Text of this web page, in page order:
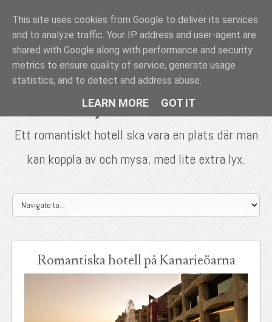
Romantiska
hotell - tips &
inspiration
Ett romantiskt hotell ska vara en plats där man
kan koppla av och mysa, med lite extra lyx.
Romantiska hotell på Kanarieöarna
This site uses cookies from Google to deliver its services
and to analyze traffic. Your IP address and user-agent are
shared with Google along with performance and security
metrics to ensure quality of service, generate usage
statistics, and to detect and address abuse.
LEARN MORE GOT IT